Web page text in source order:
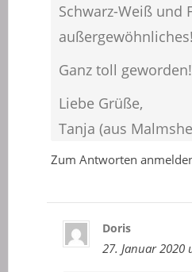
Schwarz-Weiß und
außergewöhnliches!
Ganz toll geworden!
Liebe Grüße,
Tanja (aus
Zum Antworten
Doris
27. Januar 2020